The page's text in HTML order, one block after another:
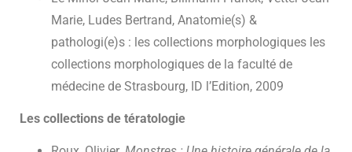
Marie, Ludes Bertrand, Anatomie(s) &
pathologi(e)s : les collections morphologiques les
collections morphologiques de la faculté de
médecine de Strasbourg, ID l’Edition, 2009
Les collections de tératologie